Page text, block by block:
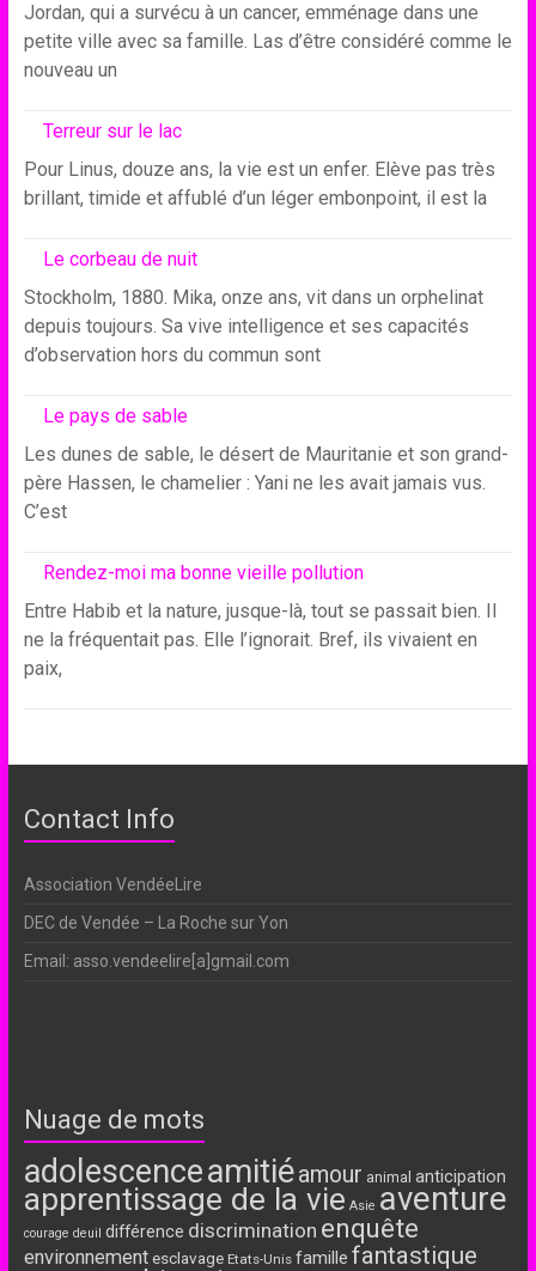
Jordan, qui a survécu à un cancer, emménage dans une
petite ville avec sa famille. Las d’être considéré comme le
nouveau un
Terreur sur le lac
Pour Linus, douze ans, la vie est un enfer. Elève pas très
brillant, timide et affublé d’un léger embonpoint, il est la
Le corbeau de nuit
Stockholm, 1880. Mika, onze ans, vit dans un orphelinat
depuis toujours. Sa vive intelligence et ses capacités
d’observation hors du commun sont
Le pays de sable
Les dunes de sable, le désert de Mauritanie et son grand-
père Hassen, le chamelier : Yani ne les avait jamais vus.
C’est
Rendez-moi ma bonne vieille pollution
Entre Habib et la nature, jusque-là, tout se passait bien. Il
ne la fréquentait pas. Elle l’ignorait. Bref, ils vivaient en
paix,
Contact Info
Association VendéeLire
DEC de Vendée – La Roche sur Yon
Email: asso.vendeelire[a]gmail.com
Nuage de mots
adolescenceamitiéamour animal anticipation
apprentissage de la vie Asie aventure
courage deuil différence discrimination enquête
environnement esclavage Etats-Unis famille fantastique